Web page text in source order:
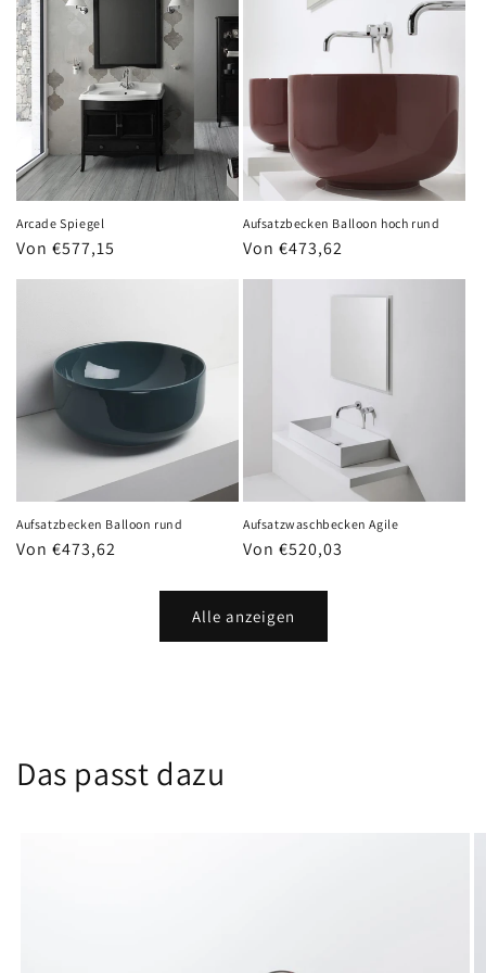
Arcade Spiegel
Normaler
Von €577,15
Aufsatzbecken Balloon hoch rund
Normaler
Von €473,62
Aufsatzbecken Balloon rund
Normaler
Von €473,62
Aufsatzwaschbecken Agile
Normaler
Von €520,03
Alle anzeigen
Das passt dazu